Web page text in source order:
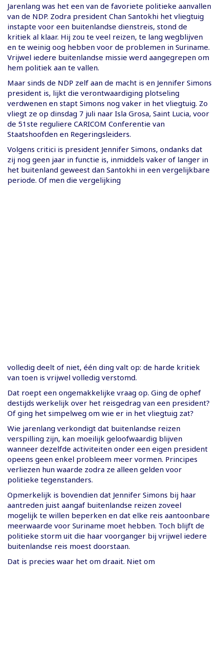
Jarenlang was het een van de favoriete politieke aanvallen
van de NDP. Zodra president Chan Santokhi het vliegtuig
instapte voor een buitenlandse dienstreis, stond de
kritiek al klaar. Hij zou te veel reizen, te lang wegblijven
en te weinig oog hebben voor de problemen in Suriname.
Vrijwel iedere buitenlandse missie werd aangegrepen om
hem politiek aan te vallen.
Maar sinds de NDP zelf aan de macht is en Jennifer Simons
president is, lijkt die verontwaardiging plotseling
verdwenen en stapt Simons nog vaker in het vliegtuig. Zo
vliegt ze op dinsdag 7 juli naar Isla Grosa, Saint Lucia, voor
de 51ste reguliere CARICOM Conferentie van
Staatshoofden en Regeringsleiders.
Volgens critici is president Jennifer Simons, ondanks dat
zij nog geen jaar in functie is, inmiddels vaker of langer in
het buitenland geweest dan Santokhi in een vergelijkbare
periode. Of men die vergelijking
volledig deelt of niet, één ding valt op: de harde kritiek
van toen is vrijwel volledig verstomd.
Dat roept een ongemakkelijke vraag op. Ging de ophef
destijds werkelijk over het reisgedrag van een president?
Of ging het simpelweg om wie er in het vliegtuig zat?
Wie jarenlang verkondigt dat buitenlandse reizen
verspilling zijn, kan moeilijk geloofwaardig blijven
wanneer dezelfde activiteiten onder een eigen president
opeens geen enkel probleem meer vormen. Principes
verliezen hun waarde zodra ze alleen gelden voor
politieke tegenstanders.
Opmerkelijk is bovendien dat Jennifer Simons bij haar
aantreden juist aangaf buitenlandse reizen zoveel
mogelijk te willen beperken en dat elke reis aantoonbare
meerwaarde voor Suriname moet hebben. Toch blijft de
politieke storm uit die haar voorganger bij vrijwel iedere
buitenlandse reis moest doorstaan.
Dat is precies waar het om draait. Niet om